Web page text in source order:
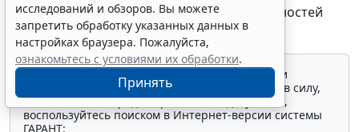
Новые правила более не содержат особенностей
обследования детей.
Для просмотра актуального текста документа и
получения полной информации о вступлении в силу,
изменениях и порядке применения документа,
воспользуйтесь поиском в Интернет-версии системы
ГАРАНТ:
исследований и обзоров. Вы можете
запретить обработку указанных данных в
настройках браузера. Пожалуйста,
ознакомьтесь с условиями их обработки.
Принять